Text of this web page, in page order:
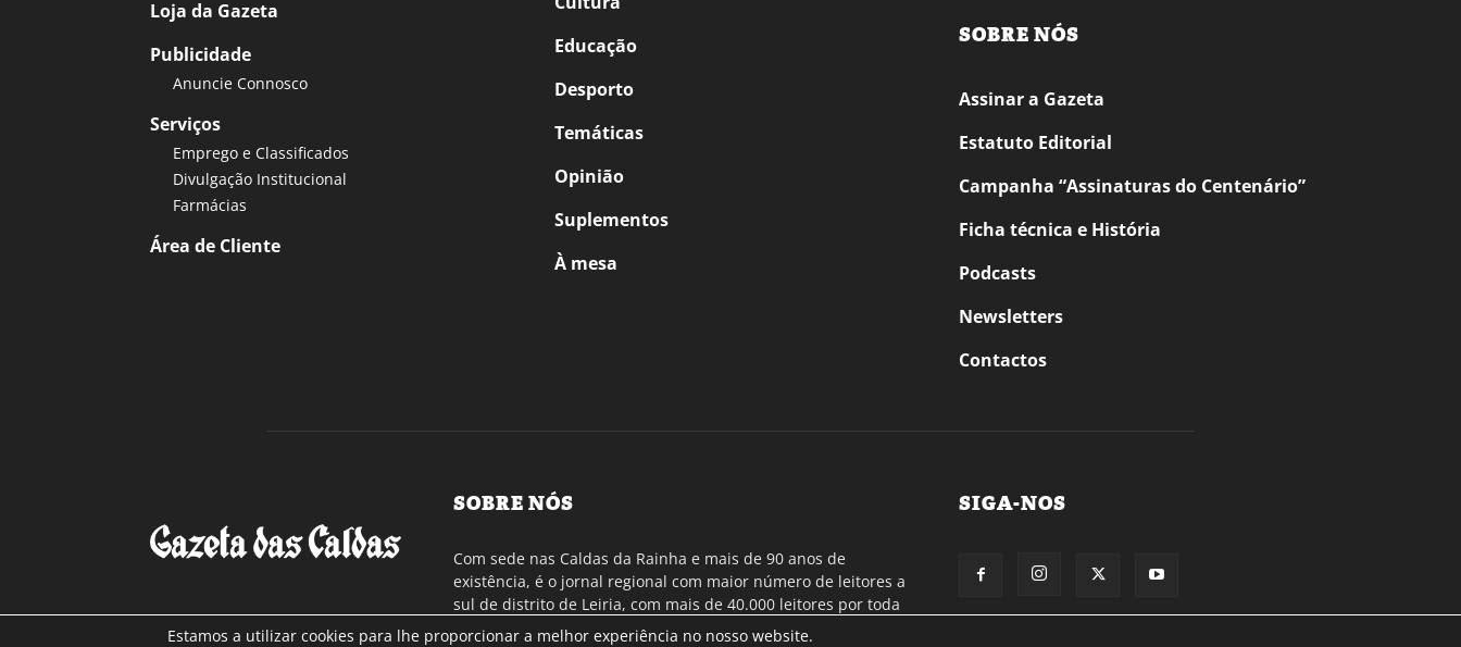
Loja da Gazeta
Publicidade
Anuncie Connosco
Serviços
Emprego e Classificados
Divulgação Institucional
Farmácias
Área de Cliente
Educação
Desporto
Temáticas
Opinião
Suplementos
À mesa
SOBRE NÓS
Assinar a Gazeta
Estatuto Editorial
Campanha “Assinaturas do Centenário”
Ficha técnica e História
Podcasts
Newsletters
Contactos
SOBRE NÓS
Com sede nas Caldas da Rainha e mais de 90 anos de
existência, é o jornal regional com maior número de leitores a
sul de distrito de Leiria, com mais de 40.000 leitores por toda
a região Oeste. Jornal com distribuição em Portugal
SIGA-NOS
Estamos a utilizar cookies para lhe proporcionar a melhor experiência no nosso website.